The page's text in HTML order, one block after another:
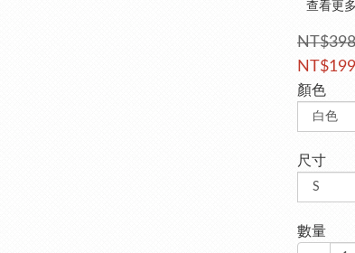
查看更
NT$398
NT$199
顏色
尺寸
數量